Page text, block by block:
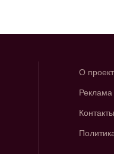
О
Реклама
Контакты